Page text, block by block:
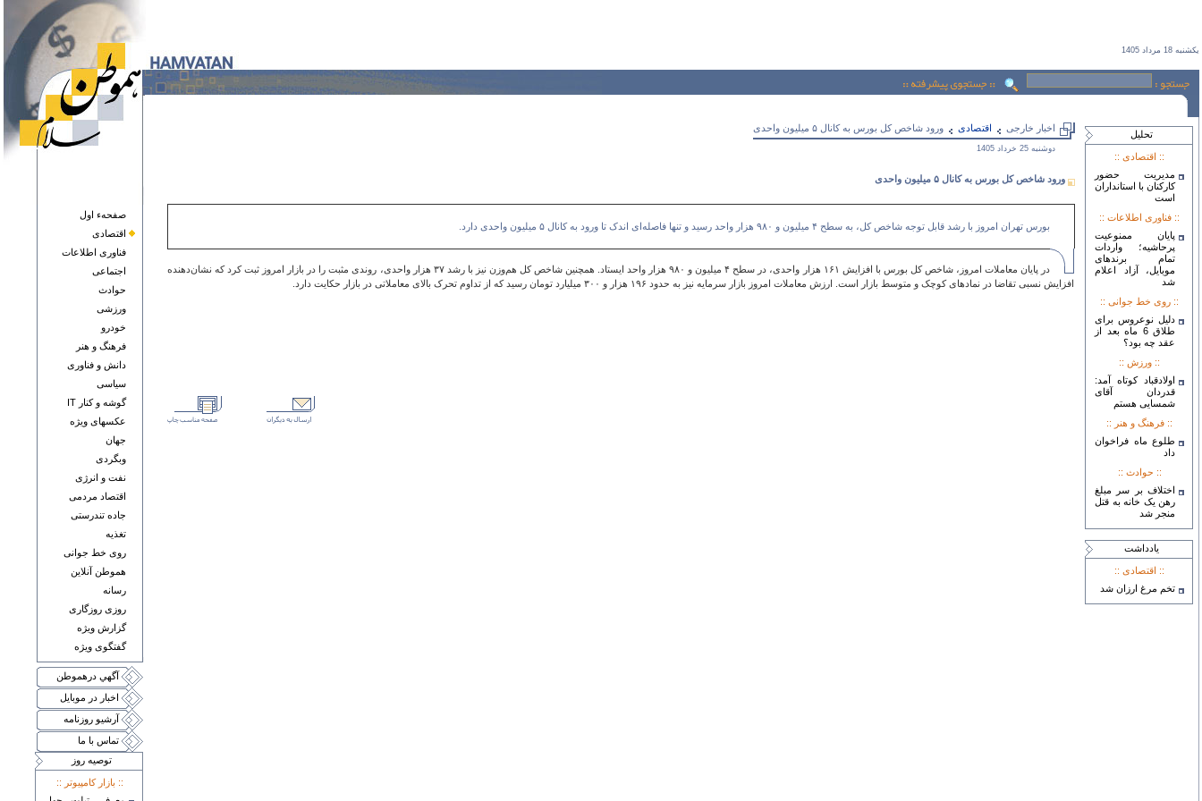
يكشنبه 18 مرداد 1405
صفحهء اول
اقتصادی
فناوری اطلاعات
اجتماعی
حوادث
ورزشی
خودرو
فرهنگ و هنر
دانش و فناوری
سياسی
گوشه و کنار IT
عکسهای ويژه
جهان
وبگردی
نفت و انرژی
اقتصاد مردمی
جاده تندرستی
تغذيه
روی خط جوانی
هموطن آنلاين
رسانه
روزی روزگاری
گزارش ويژه
گفتگوی ويژه
آگهي درهموطن
اخبار در موبايل
آرشيو روزنامه
تماس با ما
توصيه روز
:: بازار کامپيوتر ::
اخبار خارجی اقتصادی ورود شاخص کل بورس به کانال ۵ میلیون واحدی
دوشنبه 25 خرداد 1405
ورود شاخص کل بورس به کانال ۵ میلیون واحدی
بورس تهران امروز با رشد قابل توجه شاخص کل، به سطح ۴ میلیون و ۹۸۰ هزار واحد رسید و تنها فاصله‌ای اندک تا ورود به کانال ۵ میلیون واحدی دارد.
در پایان معاملات امروز، شاخص کل بورس با افزایش ۱۶۱ هزار واحدی، در سطح ۴ میلیون و ۹۸۰ هزار واحد ایستاد. همچنین شاخص کل هم‌وزن نیز با رشد ۳۷ هزار واحدی، روندی مثبت را در بازار امروز ثبت کرد که نشان‌دهنده
افزایش نسبی تقاضا در نمادهای کوچک و متوسط بازار است. ارزش معاملات امروز بازار سرمایه نیز به حدود ۱۹۶ هزار و ۳۰۰ میلیارد تومان رسید که از تداوم تحرک بالای معاملاتی در بازار حکایت دارد.
تحليل
:: اقتصادی ::
مدیریت حضور
کارکنان با استانداران
است
:: فناوری اطلاعات ::
پایان ممنوعیت
پرحاشیه؛ واردات
تمام برندهای
موبایل، آزاد اعلام
شد
:: روی خط جوانی ::
دلیل نوعروس برای
طلاق 6 ماه بعد از
عقد چه بود؟
:: ورزش ::
اولادقباد کوتاه آمد:
قدردان آقای
شمسایی هستم
:: فرهنگ و هنر ::
طلوع ماه فراخوان
داد
:: حوادث ::
اختلاف بر سر مبلغ
رهن یک خانه به قتل
منجر شد
يادداشت
:: اقتصادی ::
تخم مرغ ارزان شد